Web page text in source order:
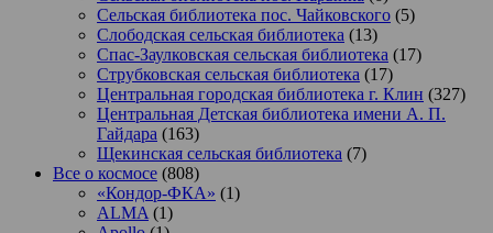
Сельская библиотека пос. Чайковского (5)
Слободская сельская библиотека (13)
Спас-Заулковская сельская библиотека (17)
Струбковская сельская библиотека (17)
Центральная городская библиотека г. Клин (327)
Центральная Детская библиотека имени А. П.
Гайдара (163)
Щекинская сельская библиотека (7)
Все о космосе (808)
«Кондор-ФКА» (1)
ALMA (1)